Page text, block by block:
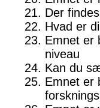
Der
Hvad er
Emnet er
niveau
Kan du
Emnet er